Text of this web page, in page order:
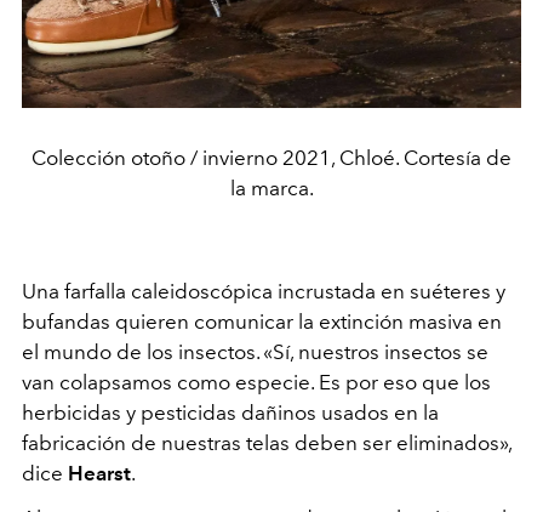
Colección otoño / invierno 2021, Chloé. Cortesía de
la marca.
Una farfalla caleidoscópica incrustada en suéteres y
bufandas quieren comunicar la extinción masiva en
el mundo de los insectos. «Sí, nuestros insectos se
van colapsamos como especie. Es por eso que los
herbicidas y pesticidas dañinos usados en la
fabricación de nuestras telas deben ser eliminados»,
dice Hearst.